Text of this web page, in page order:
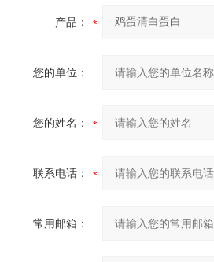
产品：
您的单位：
您的姓名：
联系电话：
常用邮箱：